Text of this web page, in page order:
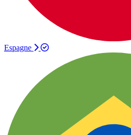
Espagne